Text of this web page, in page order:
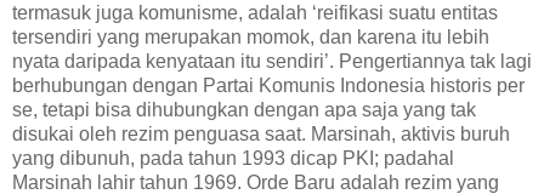
termasuk juga komunisme, adalah ‘reifikasi suatu entitas
tersendiri yang merupakan momok, dan karena itu lebih
nyata daripada kenyataan itu sendiri’. Pengertiannya tak lagi
berhubungan dengan Partai Komunis Indonesia historis per
se, tetapi bisa dihubungkan dengan apa saja yang tak
disukai oleh rezim penguasa saat. Marsinah, aktivis buruh
yang dibunuh, pada tahun 1993 dicap PKI; padahal
Marsinah lahir tahun 1969. Orde Baru adalah rezim yang